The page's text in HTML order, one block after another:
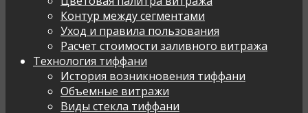
Контур между сегментами
Уход и правила пользования
Расчет стоимости заливного витража
Технология тиффани
История возникновения тиффани
Объемные витражи
Виды стекла тиффани